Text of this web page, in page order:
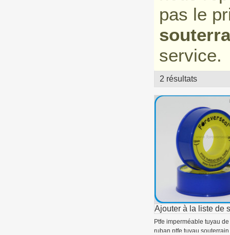
pas le
service.
2 résultats
Ajouter à la liste de
Ptfe imperméable tuyau
ruban ptfe tuyau souterrain